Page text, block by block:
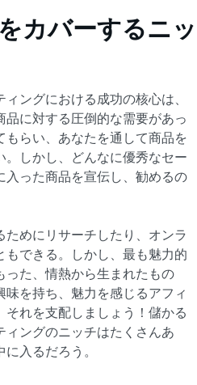
カバーするニッ
ングにおける成功の核心は、
に対する圧倒的な需要があっ
もらい、あなたを通して商品を
しかし、どんなに優秀なセー
入った商品を宣伝し、勧めるの
めにリサーチしたり、オンラ
もできる。しかし、最も魅力的
った、情熱から生まれたもの
を持ち、魅力を感じるアフィ
それを支配しましょう！儲かる
ィングのニッチはたくさんあ
入るだろう。